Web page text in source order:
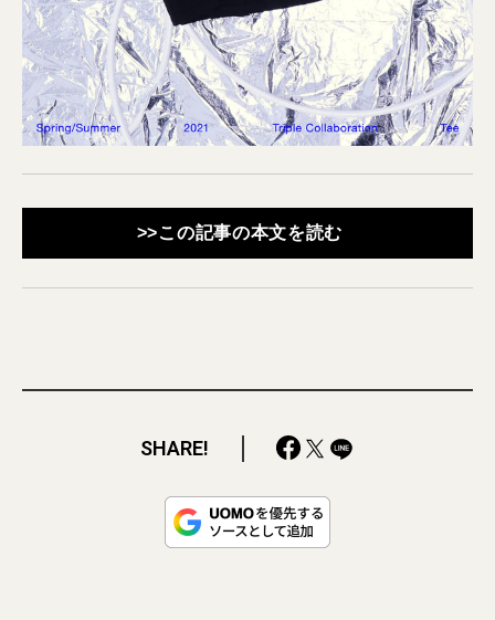
>>この記事の本文を読む
SHARE!